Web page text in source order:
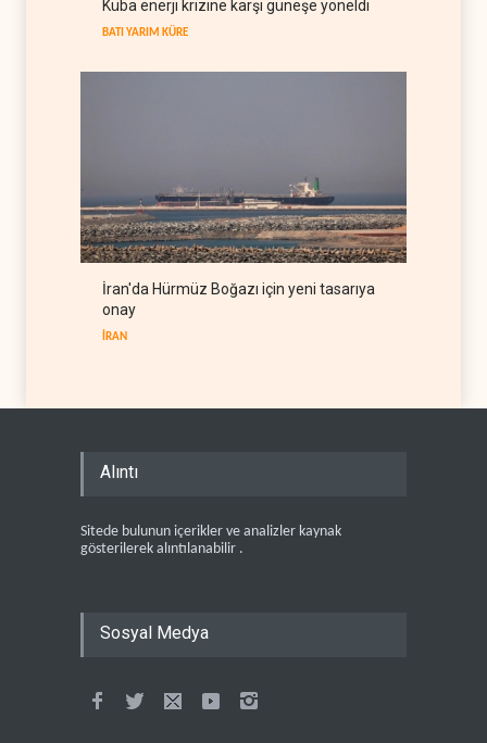
hamlesi
Küba enerji krizine karşı güneşe yöneldi
BATI YARIM KÜRE
İran'da Hürmüz Boğazı için yeni tasarıya
onay
İRAN
Alıntı
Sitede bulunun içerikler ve analizler kaynak
gösterilerek alıntılanabilir .
Sosyal Medya